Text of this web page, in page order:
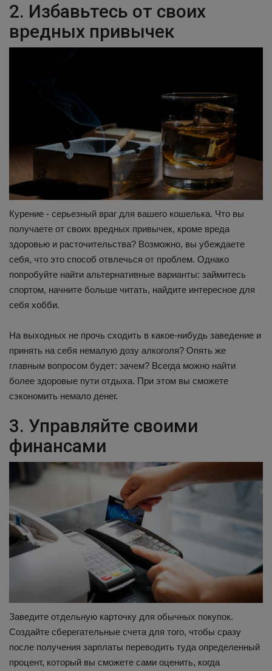
2. Избавьтесь от своих
вредных привычек
Курение - серьезный враг для вашего кошелька. Что вы
получаете от своих вредных привычек, кроме вреда
здоровью и расточительства? Возможно, вы убеждаете
себя, что это способ отвлечься от проблем. Однако
попробуйте найти альтернативные варианты: займитесь
спортом, начните больше читать, найдите интересное для
себя хобби.
На выходных не прочь сходить в какое-нибудь заведение и
принять на себя немалую дозу алкоголя? Опять же
главным вопросом будет: зачем? Всегда можно найти
более здоровые пути отдыха. При этом вы сможете
сэкономить немало денег.
3. Управляйте своими
финансами
Заведите отдельную карточку для обычных покупок.
Создайте сберегательные счета для того, чтобы сразу
после получения зарплаты переводить туда определенный
процент, который вы сможете сами оценить, когда